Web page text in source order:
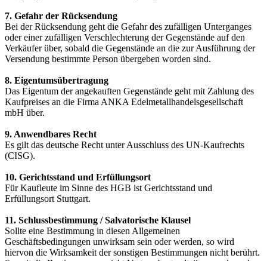
7. Gefahr der Rücksendung
Bei der Rücksendung geht die Gefahr des zufälligen Unterganges
oder einer zufälligen Verschlechterung der Gegenstände auf den
Verkäufer über, sobald die Gegenstände an die zur Ausführung der
Versendung bestimmte Person übergeben worden sind.
8. Eigentumsübertragung
Das Eigentum der angekauften Gegenstände geht mit Zahlung des
Kaufpreises an die Firma ANKA Edelmetallhandelsgesellschaft
mbH über.
9. Anwendbares Recht
Es gilt das deutsche Recht unter Ausschluss des UN-Kaufrechts
(CISG).
10. Gerichtsstand und Erfüllungsort
Für Kaufleute im Sinne des HGB ist Gerichtsstand und
Erfüllungsort Stuttgart.
11. Schlussbestimmung / Salvatorische Klausel
Sollte eine Bestimmung in diesen Allgemeinen
Geschäftsbedingungen unwirksam sein oder werden, so wird
hiervon die Wirksamkeit der sonstigen Bestimmungen nicht berührt.